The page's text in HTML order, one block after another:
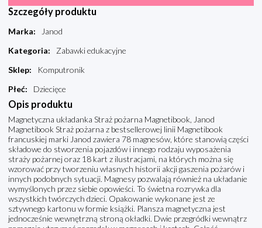
Szczegóły produktu
Marka:
Janod
Kategoria:
Zabawki edukacyjne
Sklep:
Komputronik
Płeć: Dziecięce
Opis produktu
Magnetyczna układanka Straż pożarna Magnetibook, Janod
Magnetibook Straż pożarna z bestsellerowej linii Magnetibook
francuskiej marki Janod zawiera 78 magnesów, które stanowią części
składowe do stworzenia pojazdów i innego rodzaju wyposażenia
straży pożarnej oraz 18 kart z ilustracjami, na których można się
wzorować przy tworzeniu własnych historii akcji gaszenia pożarów i
innych podobnych sytuacji. Magnesy pozwalają również na układanie
wymyślonych przez siebie opowieści. To świetna rozrywka dla
wszystkich twórczych dzieci. Opakowanie wykonane jest ze
sztywnego kartonu w formie książki. Plansza magnetyczna jest
jednocześnie wewnętrzną stroną okładki. Dwie przegródki wewnątrz